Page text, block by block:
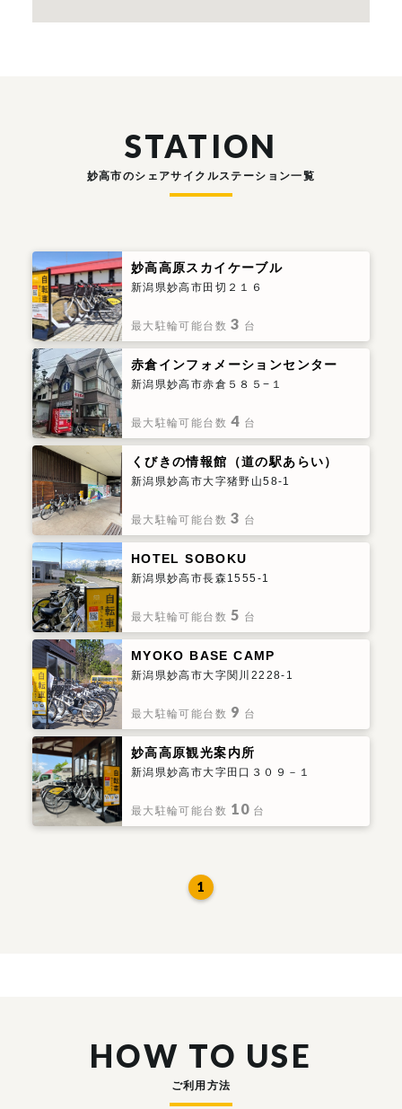
STATION
妙高市のシェアサイクルステーション一覧
妙高高原スカイケーブル
新潟県妙高市田切２１６
最大駐輪可能台数3 台
赤倉インフォメーションセンター
新潟県妙高市赤倉５８５−１
最大駐輪可能台数4 台
くびきの情報館（道の駅あらい）
新潟県妙高市大字猪野山58-1
最大駐輪可能台数3 台
HOTEL SOBOKU
新潟県妙高市長森1555-1
最大駐輪可能台数5 台
MYOKO BASE CAMP
新潟県妙高市大字関川2228-1
最大駐輪可能台数 9 台
妙高高原観光案内所
新潟県妙高市大字田口３０９－１
最大駐輪可能台数 10 台
1
HOW TO USE
ご利用方法